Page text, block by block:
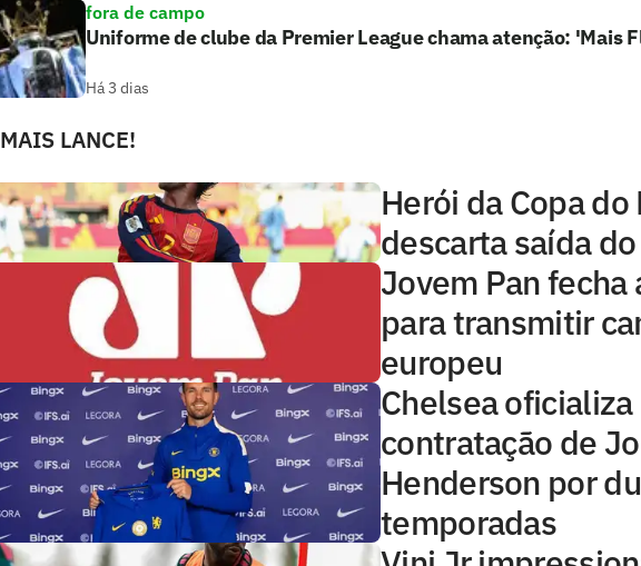
fora de campo
Uniforme de clube da Premier League chama atenção: 'Mais
Há 3 dias
MAIS LANCE!
Herói da Copa
descarta saída
Jovem Pan fecha
para transmitir
europeu
Chelsea oficializa
contratação de
Henderson por
temporadas